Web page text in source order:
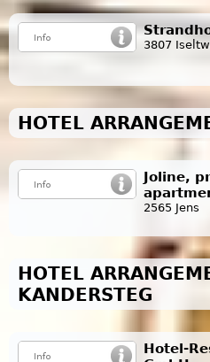
3807
HOTEL
Joline,
2565 Jens
HOTEL
KANDERSTEG
Hotel-